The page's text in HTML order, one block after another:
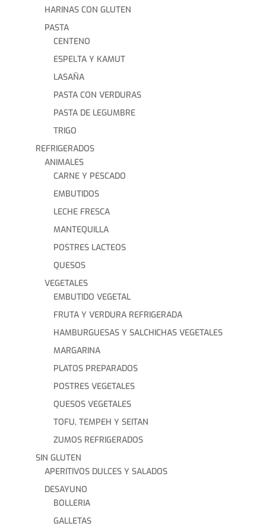
HARINAS CON GLUTEN
PASTA
CENTENO
ESPELTA Y KAMUT
LASAÑA
PASTA CON VERDURAS
PASTA DE LEGUMBRE
TRIGO
REFRIGERADOS
ANIMALES
CARNE Y PESCADO
EMBUTIDOS
LECHE FRESCA
MANTEQUILLA
POSTRES LACTEOS
QUESOS
VEGETALES
EMBUTIDO VEGETAL
FRUTA Y VERDURA REFRIGERADA
HAMBURGUESAS Y SALCHICHAS VEGETALES
MARGARINA
PLATOS PREPARADOS
POSTRES VEGETALES
QUESOS VEGETALES
TOFU, TEMPEH Y SEITAN
ZUMOS REFRIGERADOS
SIN GLUTEN
APERITIVOS DULCES Y SALADOS
DESAYUNO
BOLLERIA
GALLETAS